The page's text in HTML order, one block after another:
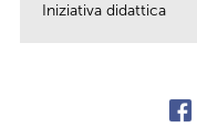
Iniziativa didattica